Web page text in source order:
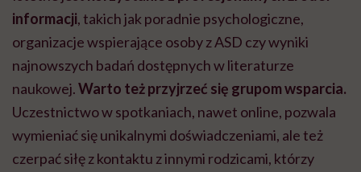
informacji, takich jak poradnie psychologiczne,
organizacje wspierające osoby z ASD czy wyniki
najnowszych badań dostępnych w literaturze
naukowej.Warto też przyjrzeć się grupom wsparcia.
Uczestnictwo w spotkaniach, nawet online, pozwala
wymieniać się unikalnymi doświadczeniami, ale też
czerpać siłę z kontaktu z innymi rodzicami, którzy